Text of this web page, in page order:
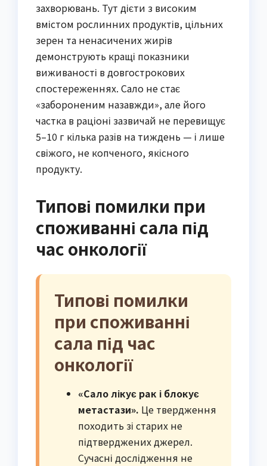
захворювань. Тут дієти з високим
вмістом рослинних продуктів, цільних
зерен та ненасичених жирів
демонструють кращі показники
виживаності в довгострокових
спостереженнях. Сало не стає
«забороненим назавжди», але його
частка в раціоні зазвичай не перевищує
5–10 г кілька разів на тиждень — і лише
свіжого, не копченого, якісного
продукту.
Типові помилки при
споживанні сала під
час онкології
Типові помилки
при споживанні
сала під час
онкології
«Сало лікує рак і блокує
метастази». Це твердження
походить зі старих не
підтверджених джерел.
Сучасні дослідження не